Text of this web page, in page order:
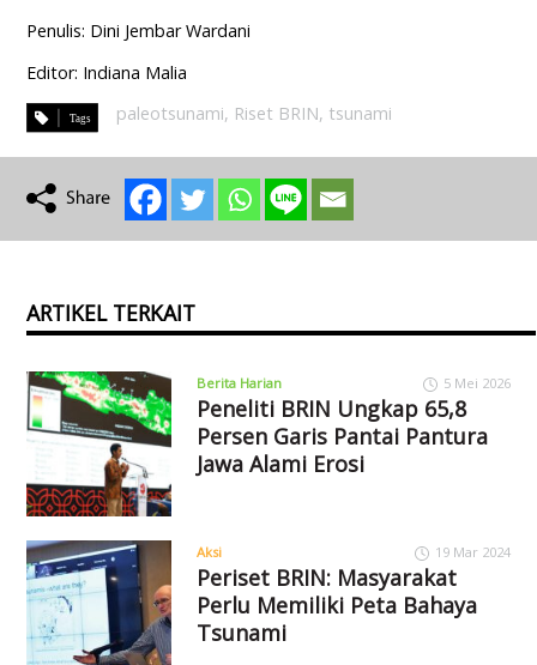
Penulis: Dini Jembar Wardani
Editor: Indiana Malia
paleotsunami, Riset BRIN, tsunami
ARTIKEL TERKAIT
Berita Harian 5 Mei 2026
Peneliti BRIN Ungkap 65,8
Persen Garis Pantai Pantura
Jawa Alami Erosi
Aksi 19 Mar 2024
Periset BRIN: Masyarakat
Perlu Memiliki Peta Bahaya
Tsunami